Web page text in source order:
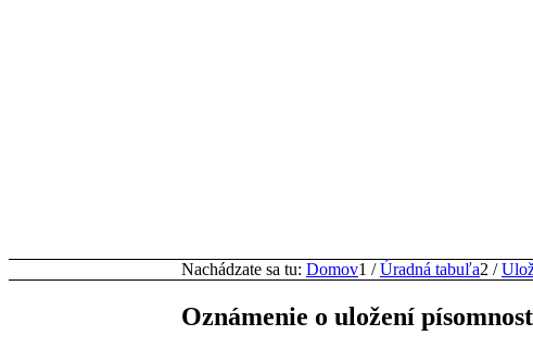
Nachádzate sa tu: Domov1 / Úradná tabuľa2 /
Oznámenie o uložení